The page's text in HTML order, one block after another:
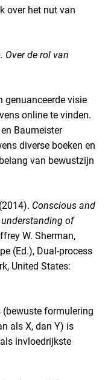
over het nut van
Over de rol van
genuanceerde visie
online te vinden.
Baumeister
diverse boeken en
van bewustzijn
Conscious and
of
W. Sherman,
(Ed.), Dual-process
United States:
formulering
als X, dan Y) is
invloedrijkste